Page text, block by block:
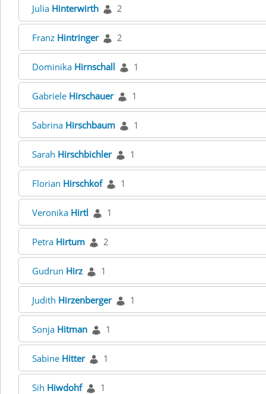
Julia Hinterwirth 2
Franz Hintringer 2
Dominika Hirnschall 1
Gabriele Hirschauer 1
Sabrina Hirschbaum 1
Sarah Hirschbichler 1
Florian Hirschkof 1
Veronika Hirtl 1
Petra Hirtum 2
Gudrun Hirz 1
Judith Hirzenberger 1
Sonja Hitman 1
Sabine Hitter 1
Sih Hiwdohf 1